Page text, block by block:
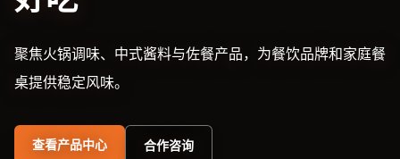
聚焦火锅调味、中式酱料与佐餐产品，为餐饮品牌和家庭餐
桌提供稳定风味。
查看产品中心 合作咨询